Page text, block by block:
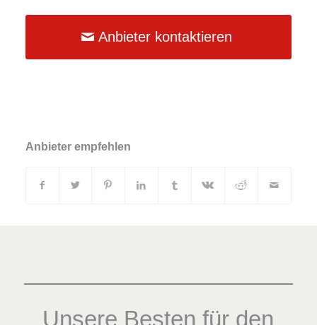
Anbieter kontaktieren
Anbieter empfehlen
Unsere Besten für den